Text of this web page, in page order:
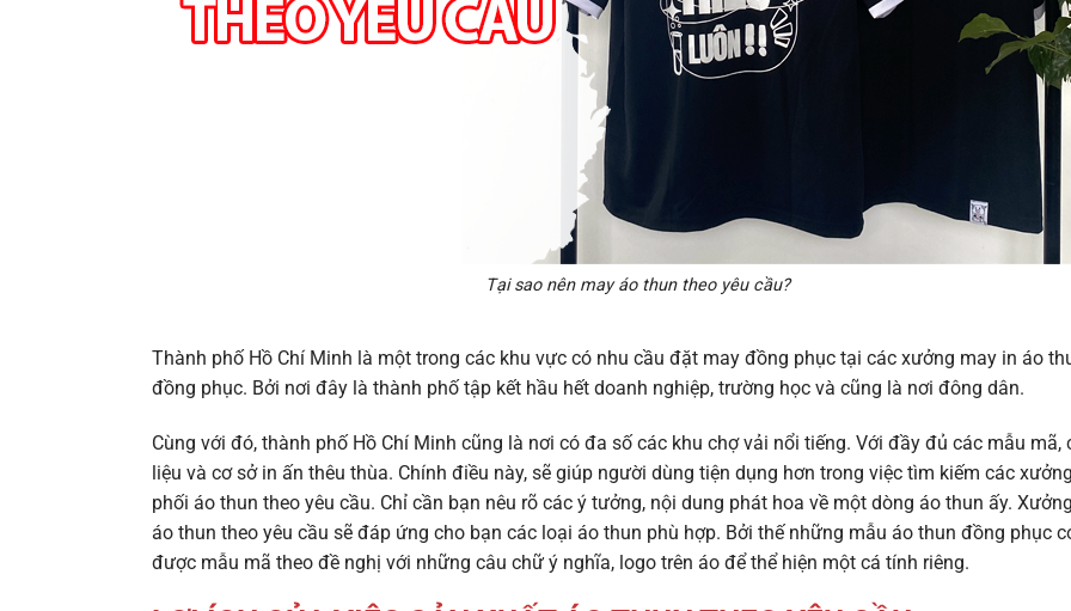
Tại sao nên may áo thun theo yêu cầu?
Thành phố Hồ Chí Minh là một trong các khu vực có nhu cầu đặt may đồng phục tại các xưởng may in áo
đồng phục. Bởi nơi đây là thành phố tập kết hầu hết doanh nghiệp, trường học và cũng là nơi đông dân.
Cùng với đó, thành phố Hồ Chí Minh cũng là nơi có đa số các khu chợ vải nổi tiếng. Với đầy đủ các mẫu mã,
liệu và cơ sở in ấn thêu thùa. Chính điều này, sẽ giúp người dùng tiện dụng hơn trong việc tìm kiếm các
phối áo thun theo yêu cầu. Chỉ cần bạn nêu rõ các ý tưởng, nội dung phát hoa về một dòng áo thun ấy.
áo thun theo yêu cầu sẽ đáp ứng cho bạn các loại áo thun phù hợp. Bởi thế những mẫu áo thun đồng phục
được mẫu mã theo đề nghị với những câu chữ ý nghĩa, logo trên áo để thể hiện một cá tính riêng.